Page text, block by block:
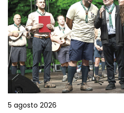
5 agosto 2026